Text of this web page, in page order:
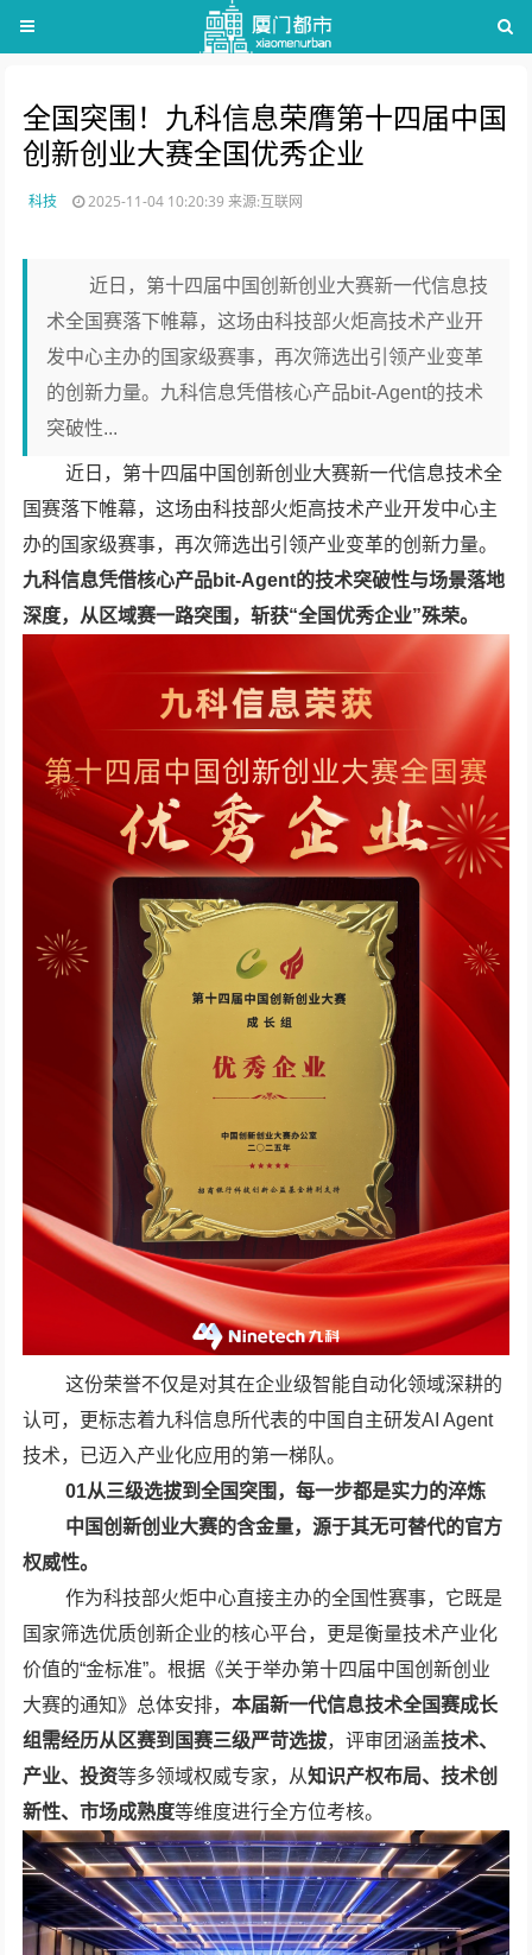
全国突围！九科信息荣膺第十四届中国
创新创业大赛全国优秀企业
科技 2025-11-04 10:20:39来源:互联网
近日，第十四届中国创新创业大赛新一代信息技
术全国赛落下帷幕，这场由科技部火炬高技术产业开
发中心主办的国家级赛事，再次筛选出引领产业变革
的创新力量。九科信息凭借核心产品bit-Agent的技术
突破性...
近日，第十四届中国创新创业大赛新一代信息技术全
国赛落下帷幕，这场由科技部火炬高技术产业开发中心主
办的国家级赛事，再次筛选出引领产业变革的创新力量。
九科信息凭借核心产品bit-Agent的技术突破性与场景落地
深度，从区域赛一路突围，斩获“全国优秀企业”殊荣。
这份荣誉不仅是对其在企业级智能自动化领域深耕的
认可，更标志着九科信息所代表的中国自主研发AI Agent
技术，已迈入产业化应用的第一梯队。
01从三级选拔到全国突围，每一步都是实力的淬炼
中国创新创业大赛的含金量，源于其无可替代的官方
权威性。
作为科技部火炬中心直接主办的全国性赛事，它既是
国家筛选优质创新企业的核心平台，更是衡量技术产业化
价值的“金标准”。根据《关于举办第十四届中国创新创业
大赛的通知》总体安排，本届新一代信息技术全国赛成长
组需经历从区赛到国赛三级严苛选拔，评审团涵盖技术、
产业、投资等多领域权威专家，从知识产权布局、技术创
新性、市场成熟度等维度进行全方位考核。